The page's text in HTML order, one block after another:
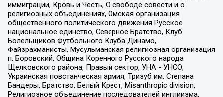
иммиграции, Кровь и Честь, О свободе совести и о
религиозных объединениях, Омская организация
общественного политического движения Русское
национальное единство, Северное Братство, Клуб
Болельщиков Футбольного Клуба Динамо,
Файзрахманисты, Мусульманская религиозная организация
п. Боровский, Община Коренного Русского народа
Щелковского района, Правый сектор, УНА - УНСО,
Украинская повстанческая армия, Тризуб им. Степана
Бандеры, Братство, Белый Крест, Misanthropic division,
Религиозное объединение последователей инглиизма,